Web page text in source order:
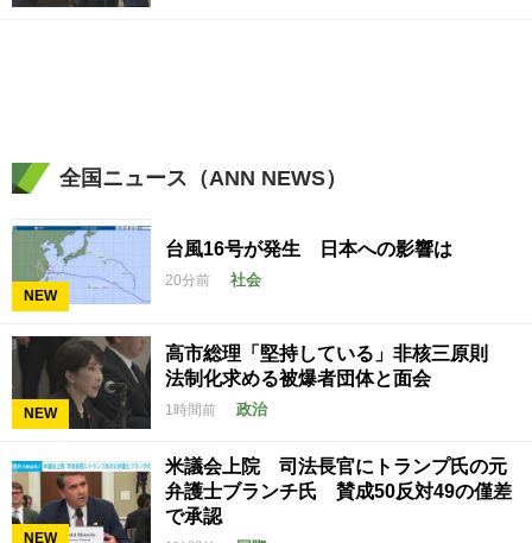
全国ニュース（ANN NEWS）
NEW
台風16号が発生 日本への影響は
20分前 社会
NEW
高市総理「堅持している」非核三原則
法制化求める被爆者団体と面会
1時間前 政治
NEW
米議会上院 司法長官にトランプ氏の元
弁護士ブランチ氏 賛成50反対49の僅差
で承認